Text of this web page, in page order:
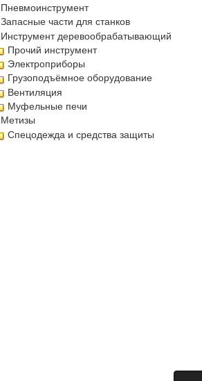
Пневмоинструмент
Запасные части для станков
Инструмент деревообрабатывающий
Прочий инструмент
Электроприборы
Грузоподъёмное оборудование
Вентиляция
Муфельные печи
Метизы
Спецодежда и средства защиты